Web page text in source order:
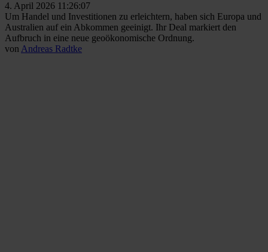
4. April 2026 11:26:07
Um Handel und Investitionen zu erleichtern, haben sich Europa und
Australien auf ein Abkommen geeinigt. Ihr Deal markiert den
Aufbruch in eine neue geoökonomische Ordnung.
von Andreas Radtke